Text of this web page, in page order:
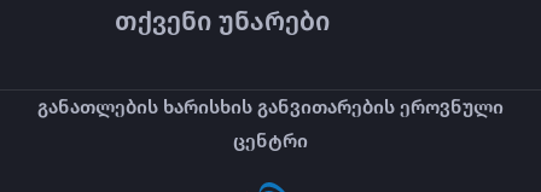
თქვენი უნარები
განათლების ხარისხის განვითარების ეროვნული
ცენტრი